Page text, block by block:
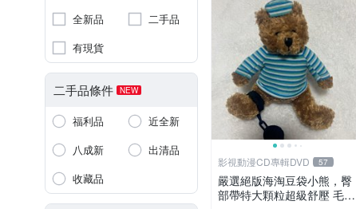
全新品
二手品
有現貨
二手品條件 NEW
福利品
近全新
八成新
出清品
收藏品
影視動漫CD專輯DVD 57
嚴選絕版海淘豆袋小熊，臀
部帶特大顆粒超級舒壓 毛毛